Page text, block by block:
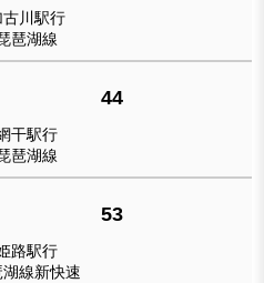
古川駅行
琶湖線
44
干駅行
琶湖線
53
路駅行
湖線新快速